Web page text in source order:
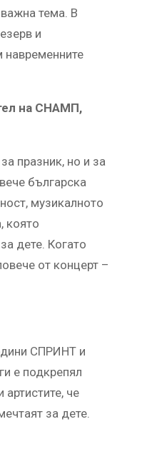
тема. В
и
навременните
на СНАМП,
празник, но и за
българска
музикалното
която
дете. Когато
от концерт –
СПРИНТ и
е подкрепял
че
за дете.